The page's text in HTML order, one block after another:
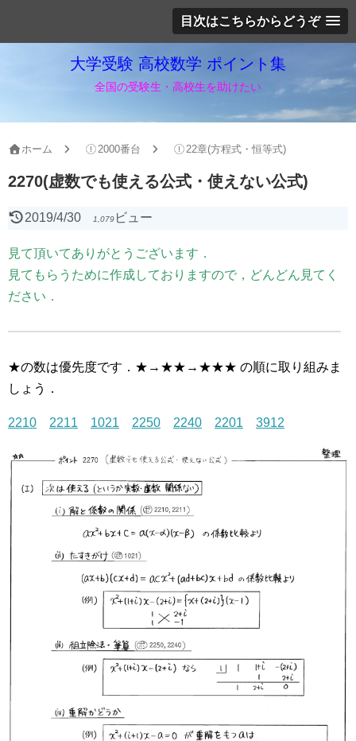
目次はこちらからどうぞ
大学受験 高校数学 ポイント集
全国の受験生・高校生を助けたい
ホーム 2000番台 22章(方程式・恒等式)
2270(虚数でも使える公式・使えない公式)
2019/4/30 1,079ビュー
見て頂いてありがとうございます．
見てもらうために作成しておりますので，どんどん見てく
ださい．
★の数は優先度です．★→★★→★★★ の順に取り組みま
しょう．
2210 2211 1021 2250 2240 2201 3912